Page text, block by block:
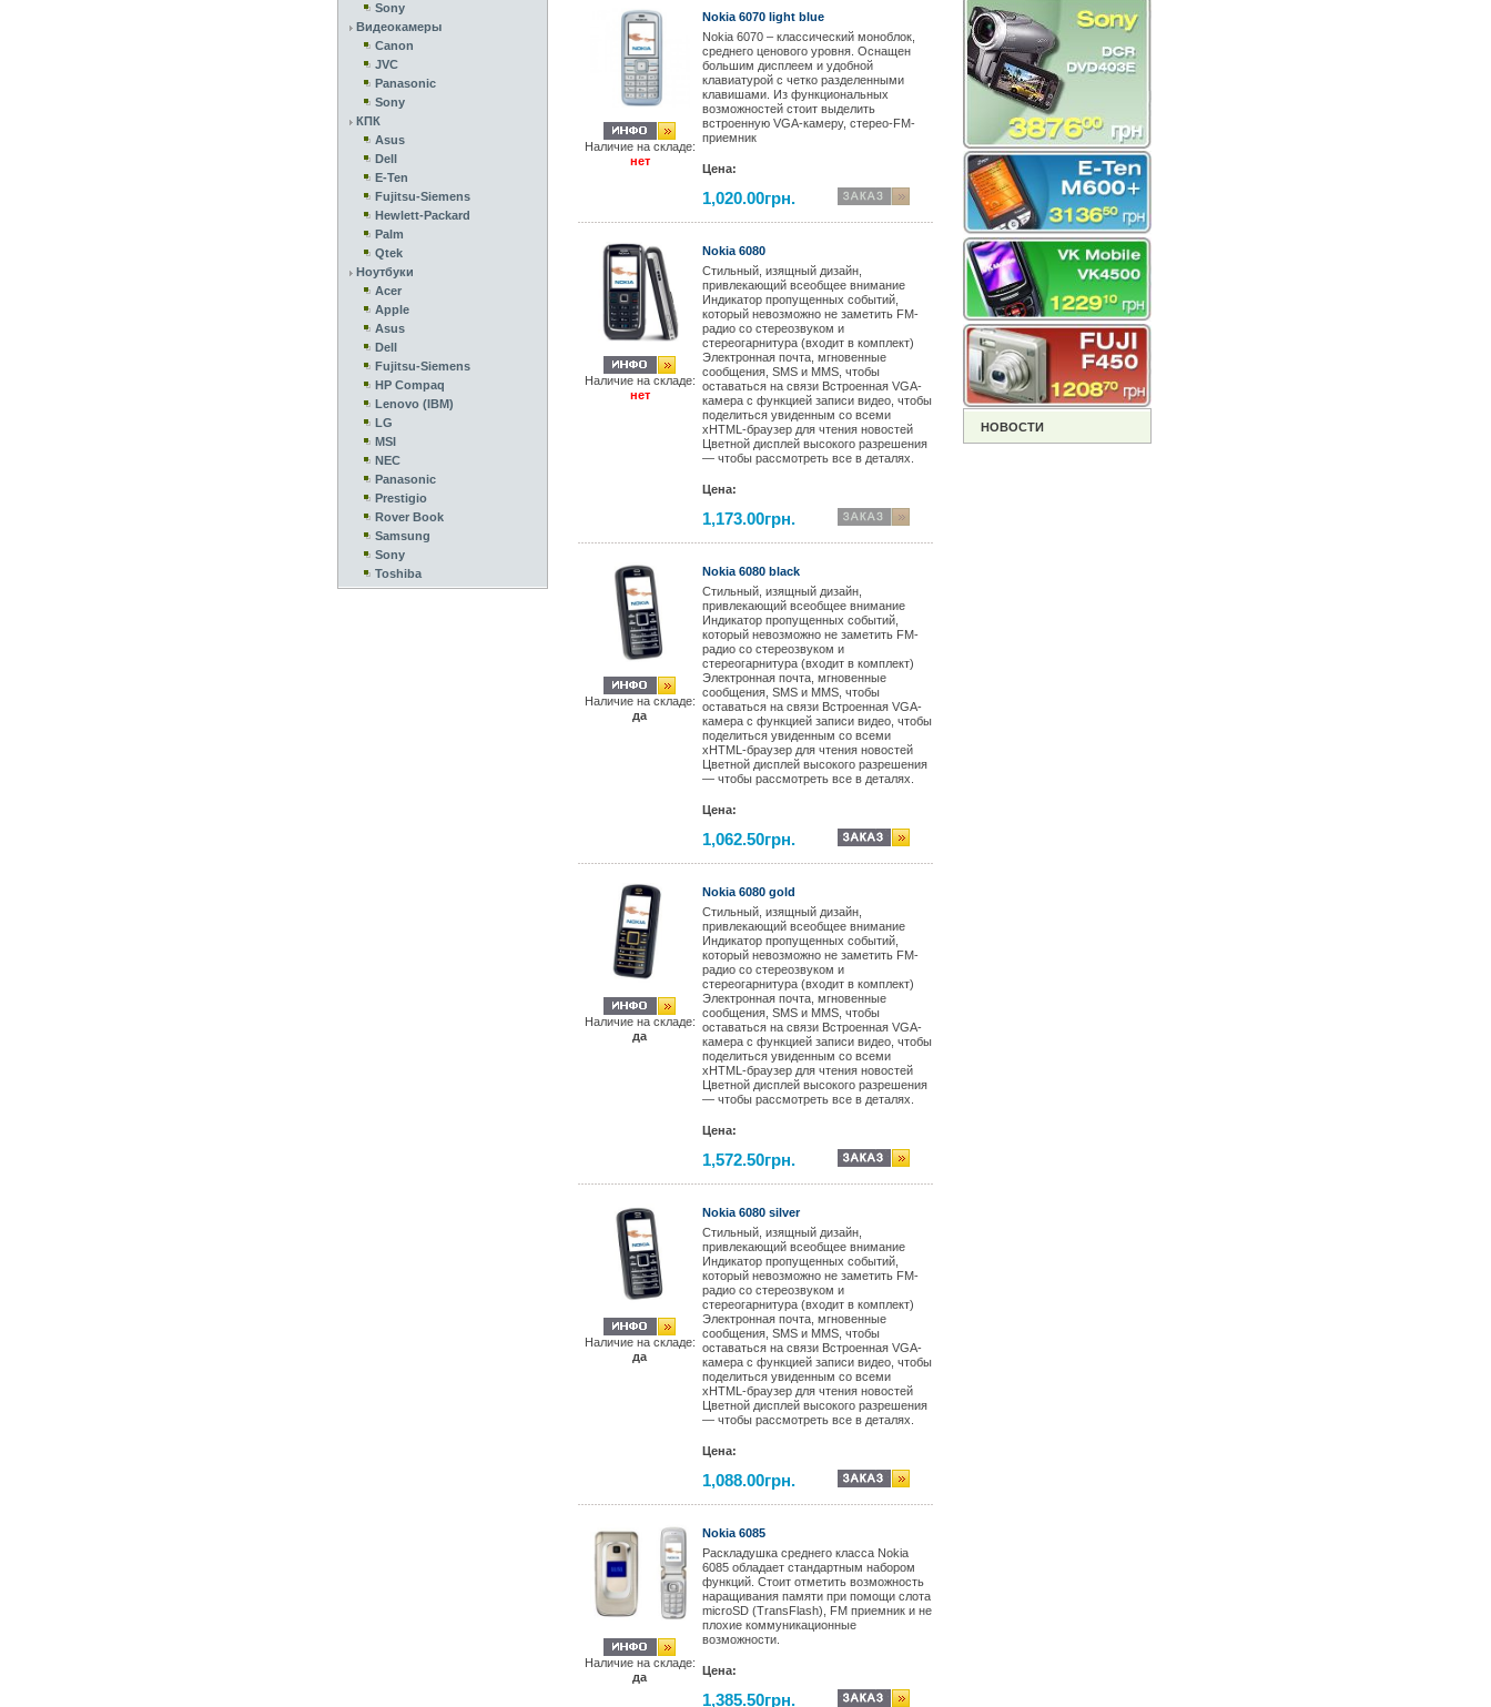
Sony
Видеокамеры
Canon
JVC
Panasonic
Sony
КПК
Asus
Dell
E-Ten
Fujitsu-Siemens
Hewlett-Packard
Palm
Qtek
Ноутбуки
Acer
Apple
Asus
Dell
Fujitsu-Siemens
HP Compaq
Lenovo (IBM)
LG
MSI
NEC
Panasonic
Prestigio
Rover Book
Samsung
Sony
Toshiba
Наличие на складе:
нет
Nokia 6070 light blue
Nokia 6070 – классический моноблок,
среднего ценового уровня. Оснащен
большим дисплеем и удобной
клавиатурой с четко разделенными
клавишами. Из функциональных
возможностей стоит выделить
встроенную VGA-камеру, стерео-FM-
приемник
Цена:
1,020.00грн.
Наличие на складе:
нет
Nokia 6080
Стильный, изящный дизайн,
привлекающий всеобщее внимание
Индикатор пропущенных событий,
который невозможно не заметить FM-
радио со стереозвуком и
стереогарнитура (входит в комплект)
Электронная почта, мгновенные
сообщения, SMS и MMS, чтобы
оставаться на связи Встроенная VGA-
камера с функцией записи видео, чтобы
поделиться увиденным со всеми
xHTML-браузер для чтения новостей
Цветной дисплей высокого разрешения
— чтобы рассмотреть все в деталях.
Цена:
1,173.00грн.
Наличие на складе:
да
Nokia 6080 black
Стильный, изящный дизайн,
привлекающий всеобщее внимание
Индикатор пропущенных событий,
который невозможно не заметить FM-
радио со стереозвуком и
стереогарнитура (входит в комплект)
Электронная почта, мгновенные
сообщения, SMS и MMS, чтобы
оставаться на связи Встроенная VGA-
камера с функцией записи видео, чтобы
поделиться увиденным со всеми
xHTML-браузер для чтения новостей
Цветной дисплей высокого разрешения
— чтобы рассмотреть все в деталях.
Цена:
1,062.50грн.
Наличие на складе:
да
Nokia 6080 gold
Стильный, изящный дизайн,
привлекающий всеобщее внимание
Индикатор пропущенных событий,
который невозможно не заметить FM-
радио со стереозвуком и
стереогарнитура (входит в комплект)
Электронная почта, мгновенные
сообщения, SMS и MMS, чтобы
оставаться на связи Встроенная VGA-
камера с функцией записи видео, чтобы
поделиться увиденным со всеми
xHTML-браузер для чтения новостей
Цветной дисплей высокого разрешения
— чтобы рассмотреть все в деталях.
Цена:
1,572.50грн.
Наличие на складе:
да
Nokia 6080 silver
Стильный, изящный дизайн,
привлекающий всеобщее внимание
Индикатор пропущенных событий,
который невозможно не заметить FM-
радио со стереозвуком и
стереогарнитура (входит в комплект)
Электронная почта, мгновенные
сообщения, SMS и MMS, чтобы
оставаться на связи Встроенная VGA-
камера с функцией записи видео, чтобы
поделиться увиденным со всеми
xHTML-браузер для чтения новостей
Цветной дисплей высокого разрешения
— чтобы рассмотреть все в деталях.
Цена:
1,088.00грн.
Наличие на складе:
да
Nokia 6085
Раскладушка среднего класса Nokia
6085 обладает стандартным набором
функций. Стоит отметить возможность
наращивания памяти при помощи слота
microSD (TransFlash), FM приемник и не
плохие коммуникационные
возможности.
Цена:
1,385.50грн.
НОВОСТИ